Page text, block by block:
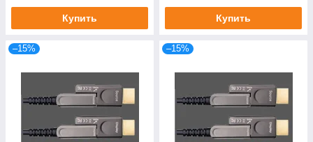
Купить Купить
–15% –15%